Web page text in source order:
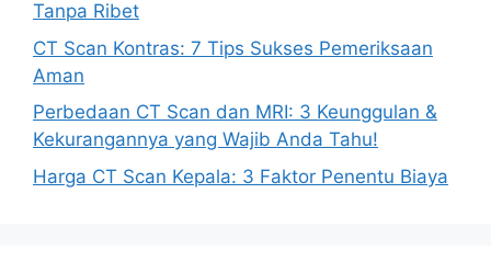
Tanpa Ribet
CT Scan Kontras: 7 Tips Sukses Pemeriksaan
Aman
Perbedaan CT Scan dan MRI: 3 Keunggulan &
Kekurangannya yang Wajib Anda Tahu!
Harga CT Scan Kepala: 3 Faktor Penentu Biaya